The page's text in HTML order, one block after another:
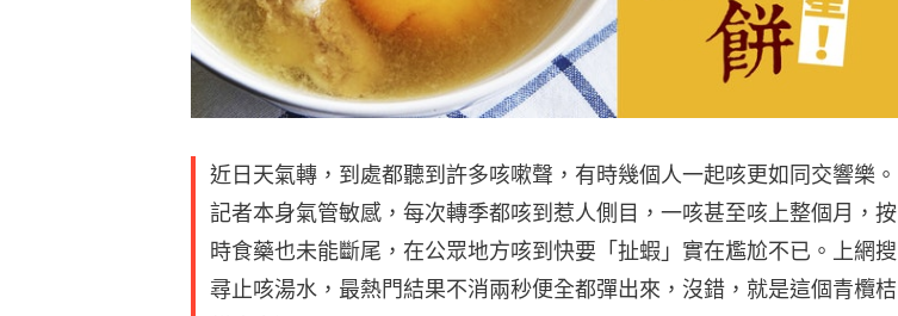
近日天氣轉，到處都聽到許多咳嗽聲，有時幾個人一起咳更如同交響樂。
記者本身氣管敏感，每次轉季都咳到惹人側目，一咳甚至咳上整個月，按
時食藥也未能斷尾，在公眾地方咳到快要「扯蝦」實在尷尬不已。上網搜
尋止咳湯水，最熱門結果不消兩秒便全都彈出來，沒錯，就是這個青欖桔